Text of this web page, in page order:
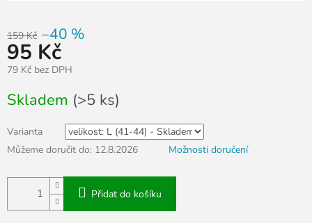
159 Kč –40 %
95 Kč
79 Kč bez DPH
cena:
Skladem (>5 ks)
Varianta
Můžeme doručit do: 12.8.2026 Možnosti doručení
Přidat do košíku